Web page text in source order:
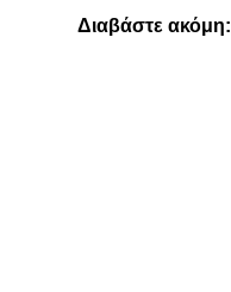
Διαβάστε ακόμη: